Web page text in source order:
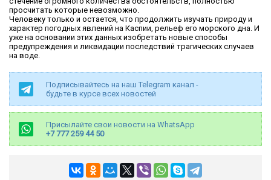
просчитать которые невозможно.
Человеку только и остается, что продолжить изучать природу и
характер погодных явлений на Каспии, рельеф его морского дна. И
уже на основании этих данных изобретать новые способы
предупреждения и ликвидации последствий трагических случаев
на воде.
Подписывайтесь на наш Telegram канал -
будьте в курсе всех новостей
Присылайте свои новости на WhatsApp
+7 777 259 44 50